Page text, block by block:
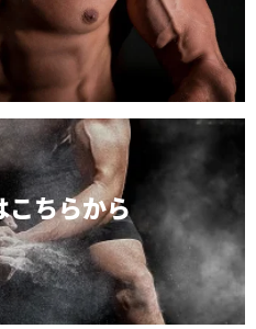
こちらから